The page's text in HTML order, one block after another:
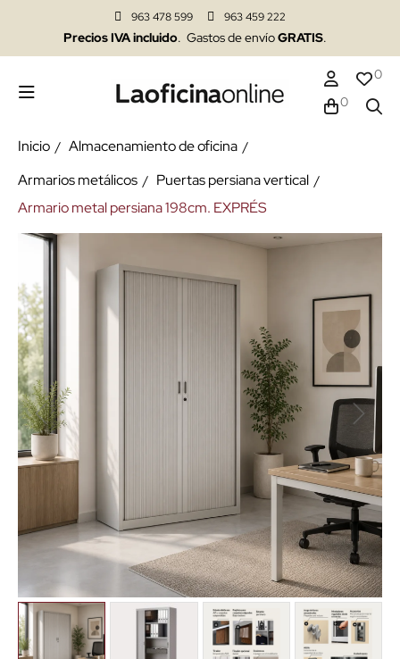
963 478 599 963 459 222
Precios IVA incluido. Gastos de envíoGRATIS.
0
0
Inicio
Almacenamiento de oficina
Armarios metálicos
Puertas persiana vertical
Armario metal persiana 198cm. EXPRÉS